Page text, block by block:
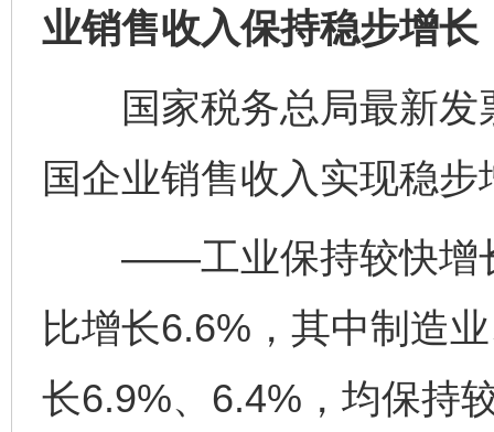
业销售收入保持稳步增长
国家税务总局最新发
国企业销售收入实现稳
——工业保持较快增长
比增长6.6%，其中制造
长6.9%、6.4%，均保持